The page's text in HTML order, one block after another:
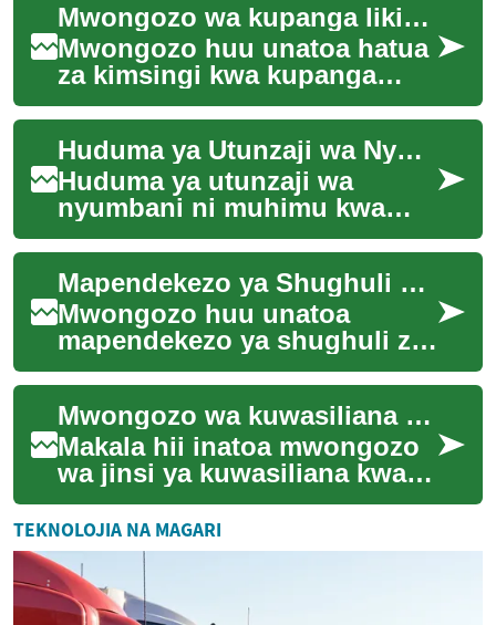
Mwongozo wa kupanga likizo kwa malipo moja kwa familia
Mwongozo huu unatoa hatua
za kimsingi kwa kupanga
likizo ya familia kwa malipo
moja (all-inclusive),
ukizungumzia uch...
Huduma ya Utunzaji wa Nyumbani: Maelezo Kamili
Huduma ya utunzaji wa
nyumbani ni muhimu kwa
watu wengi wanaohitaji
msaada wa kila siku wakiwa
nyumbani. Huduma hii h... Mapendekezo ya Shughuli za Watoto na Huduma za Familia
Mwongozo huu unatoa
mapendekezo ya shughuli za
watoto na huduma za familia
katika package za likizo
zinazoendelea. Un...
Mwongozo wa kuwasiliana na watoa huduma na haki za mteja wakati wa likizo
Makala hii inatoa mwongozo
wa jinsi ya kuwasiliana kwa
ufanisi na watoa huduma
wakati wa likizo, na kuelezea
haki za ...
TEKNOLOJIA NA MAGARI